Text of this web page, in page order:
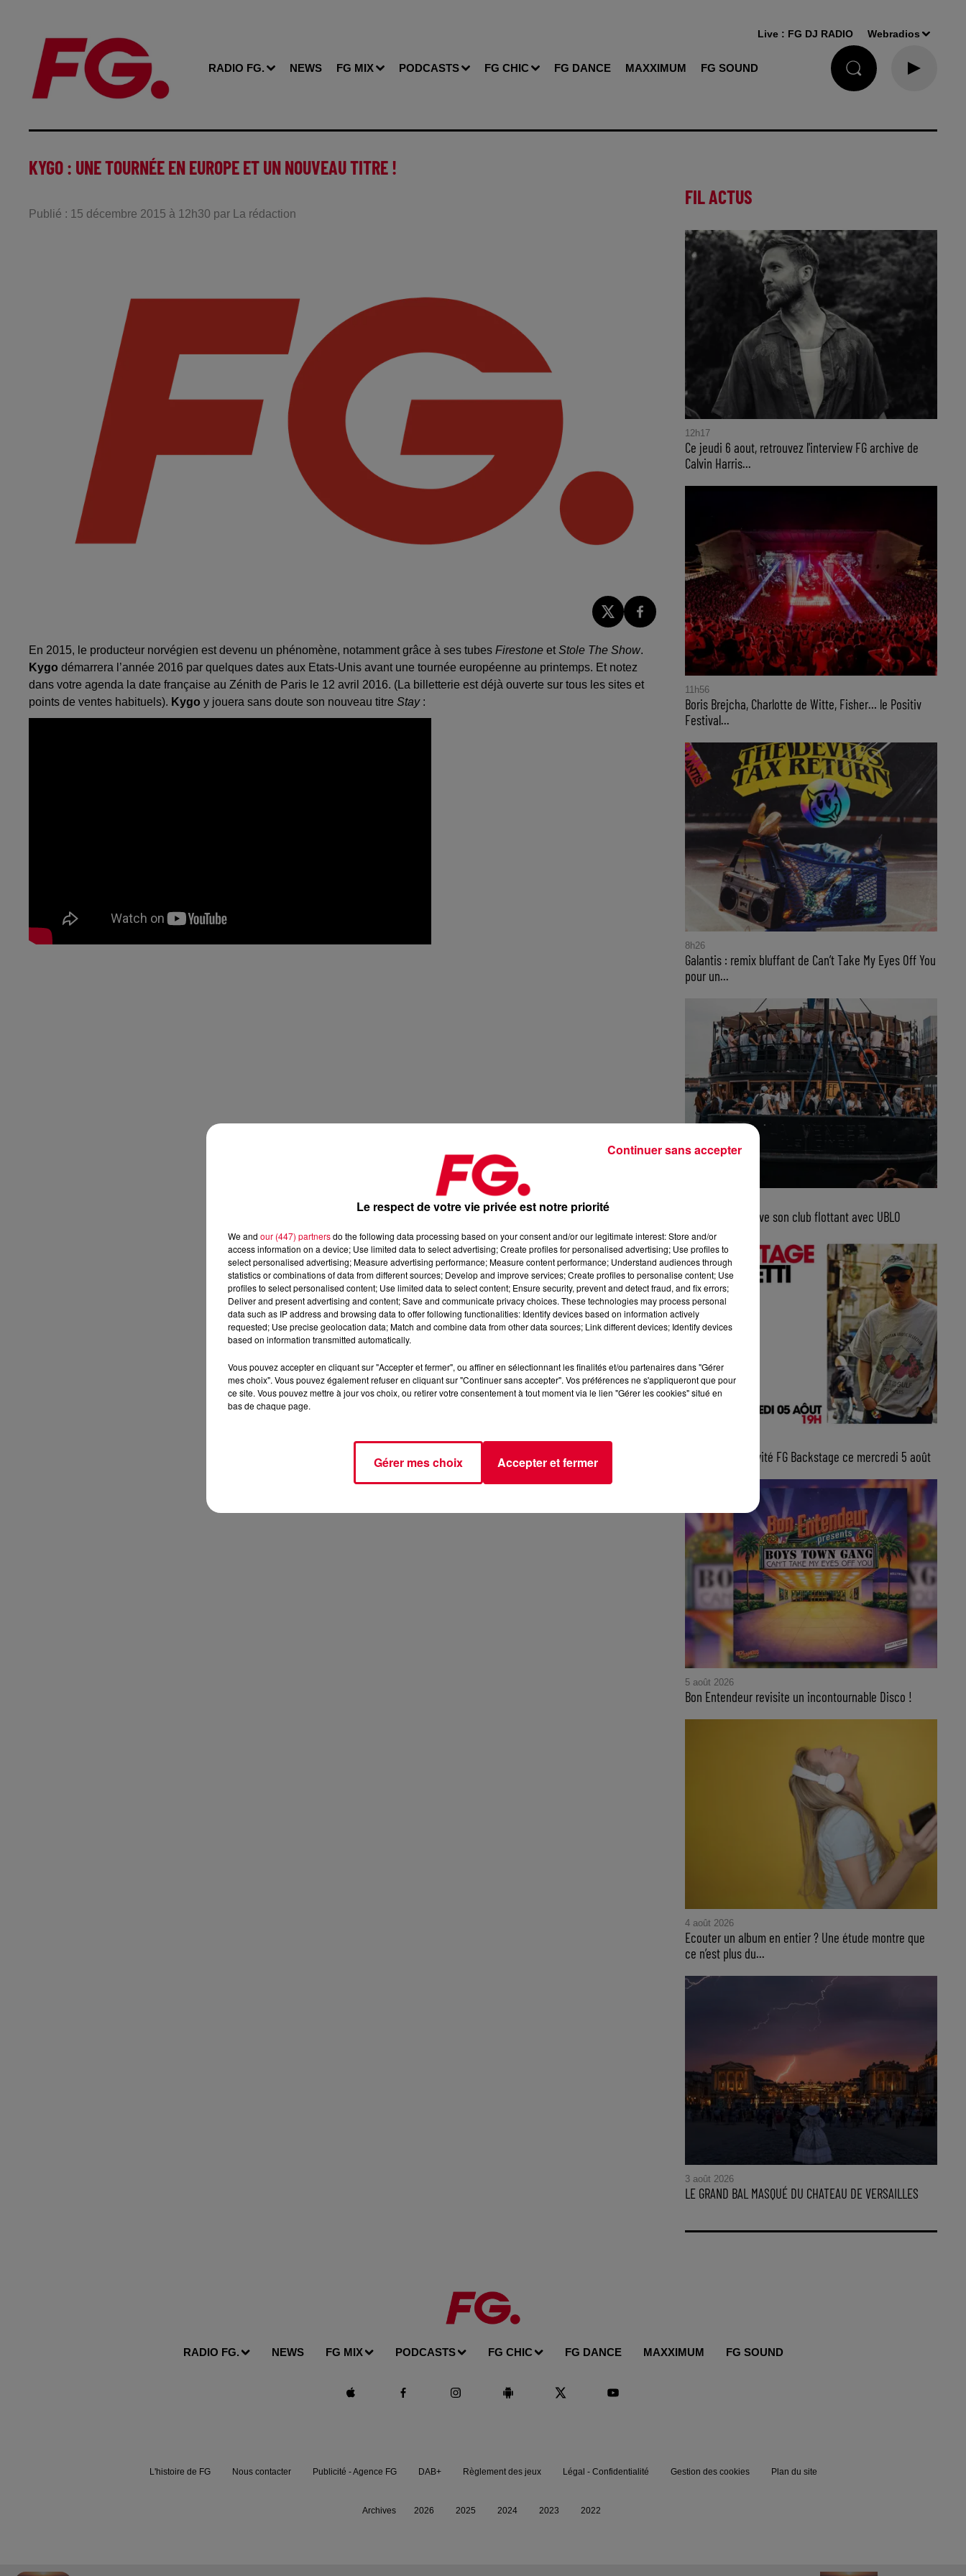
RADIO FG. NEWS FG MIX PODCASTS FG CHIC FG DANCE MAXXIMUM FG SOUND
Live : FG DJ RADIO Webradios
KYGO : UNE TOURNÉE EN EUROPE ET UN NOUVEAU TITRE !
Publié : 15 décembre 2015 à 12h30 par La rédaction
En 2015, le producteur norvégien est devenu un phénomène, notamment grâce à ses tubes Firestone etStole The Show.
Kygo démarrera l’année 2016 par quelques dates aux Etats-Unis avant une tournée européenne au printemps. Et notez
dans votre agenda la date française au Zénith de Paris le 12 avril 2016. (La billetterie est déjà ouverte sur tous les sites et
points de ventes habituels). Kygo y jouera sans doute son nouveau titre Stay:
FIL ACTUS
12h17
Ce jeudi 6 aout, retrouvez l'interview FG archive de
Calvin Harris...
11h56
Boris Brejcha, Charlotte de Witte, Fisher… le Positiv
Festival...
8h26
Galantis : remix bluffant de Can’t Take My Eyes Off You
pour un...
Bordeaux retrouve son club flottant avec UBLO
Lucas Sketti, invité FG Backstage ce mercredi 5 août
5 août 2026
Bon Entendeur revisite un incontournable Disco !
4 août 2026
Ecouter un album en entier ? Une étude montre que
ce n’est plus du...
3 août 2026
LE GRAND BAL MASQUÉ DU CHATEAU DE VERSAILLES
RADIO FG. NEWS FG MIX PODCASTS FG CHIC FG DANCE MAXXIMUM FG SOUND
L'histoire de FG Nous contacter Publicité - Agence FG DAB+ Règlement des jeux Légal - Confidentialité Gestion des cookies Plan du site
Archives 2026 2025 2024 2023 2022
Le respect de votre vie privée est notre priorité
We and our (447) partnersdo the following data processing based on your consent and/or our legitimate interest: Store and/or
access information on a device; Use limited data to select advertising; Create profiles for personalised advertising; Use profiles to
select personalised advertising; Measure advertising performance; Measure content performance; Understand audiences through
statistics or combinations of data from different sources; Develop and improve services; Create profiles to personalise content; Use
profiles to select personalised content; Use limited data to select content; Ensure security, prevent and detect fraud, and fix errors;
Deliver and present advertising and content; Save and communicate privacy choices. These technologies may process personal
data such as IP address and browsing data to offer following functionalities: Identify devices based on information actively
requested; Use precise geolocation data; Match and combine data from other data sources; Link different devices; Identify devices
based on information transmitted automatically.
Vous pouvez accepter en cliquant sur "Accepter et fermer", ou affiner en sélectionnant les finalités et/ou partenaires dans "Gérer
mes choix". Vous pouvez également refuser en cliquant sur "Continuer sans accepter". Vos préférences ne s'appliqueront que pour
ce site. Vous pouvez mettre à jour vos choix, ou retirer votre consentement à tout moment via le lien "Gérer les cookies" situé en
bas de chaque page.
Gérer mes choix Accepter et fermer
Continuer sans accepter